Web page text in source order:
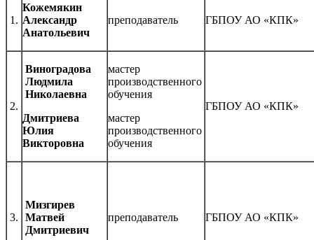
1.
Кожемякин
Александр
Анатольевич
преподаватель ГБПОУ АО «КПК»
2.
Виноградова
Людмила
Николаевна
Дмитриева
Юлия
Викторовна
мастер
производственного
обучения
мастер
производственного
обучения
ГБПОУ АО «КПК»
3.
Мизгирев
Матвей
Дмитриевич
преподаватель ГБПОУ АО «КПК»